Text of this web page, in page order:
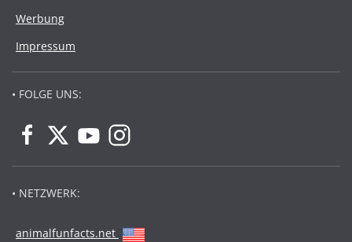
Werbung
Impressum
• FOLGE UNS:
• NETZWERK:
animalfunfacts.net